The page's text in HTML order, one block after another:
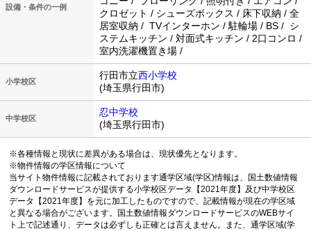
設備・条件の一例
クロゼット / シューズボックス / 床下収納 / 全
居室収納 / TVインターホン / 駐輪場 / BS / シ
ステムキッチン / 対面式キッチン / 2口コンロ /
室内洗濯機置き場 /
小学校区
行田市立西小学校
(埼玉県行田市)
中学校区
忍中学校
(埼玉県行田市)
※各種情報と現状に差異がある場合は、現状優先となります。
※物件情報の学区情報について
当サイト物件情報に記載されております通学区域(学区)情報は、国土数値情報
ダウンロードサービスが提供する小学校区データ【2021年度】及び中学校区
データ【2021年度】を元に加工したものですので、記載情報が現在の学区域
と異なる場合がございます。国土数値情報ダウンロードサービスのWEBサイ
ト上で記述通り、データは必ずしも正確とは言えません。また、通学区域(学